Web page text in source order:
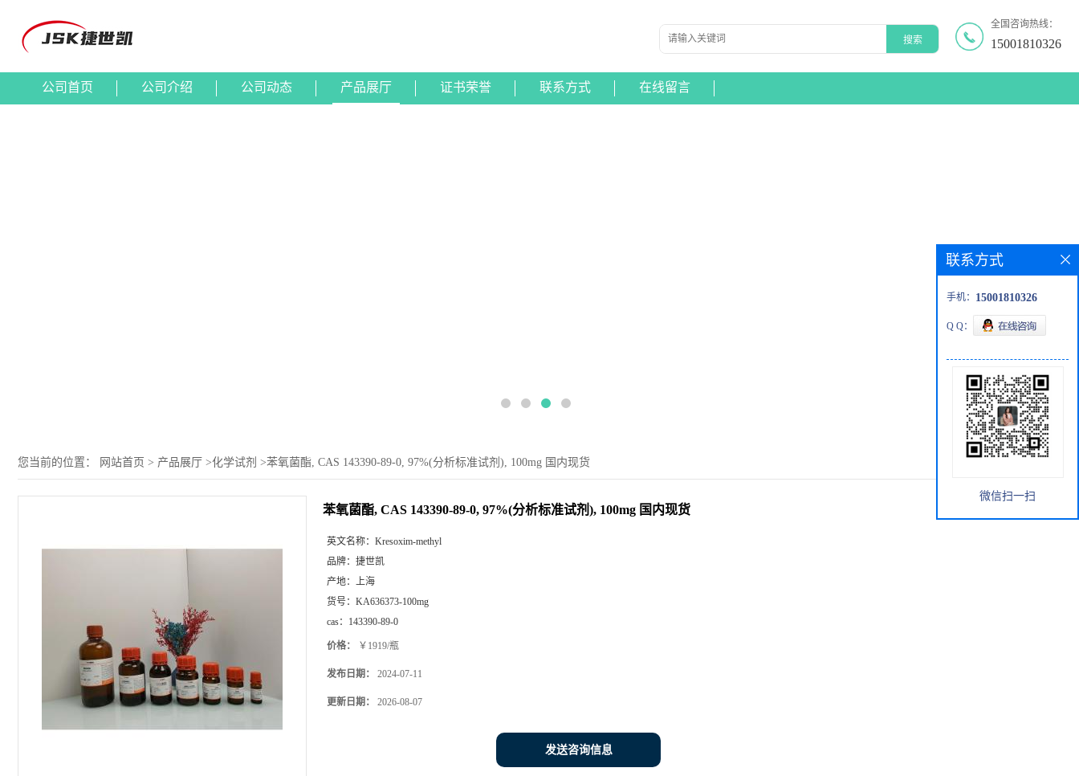
全国咨询热线：
15001810326
公司首页 公司介绍 公司动态 产品展厅 证书荣誉 联系方式 在线留言
您当前的位置： 网站首页 > 产品展厅 >化学试剂 >苯氧菌酯, CAS 143390-89-0, 97%(分析标准试剂), 100mg 国内现货
苯氧菌酯, CAS 143390-89-0, 97%(分析标准试剂), 100mg 国内现货
英文名称： Kresoxim-methyl
品牌： 捷世凯
产地： 上海
货号： KA636373-100mg
cas： 143390-89-0
价格： ￥1919/瓶
发布日期： 2024-07-11
更新日期： 2026-08-07
发送咨询信息
联系方式
手机： 15001810326
Q Q：
微信扫一扫